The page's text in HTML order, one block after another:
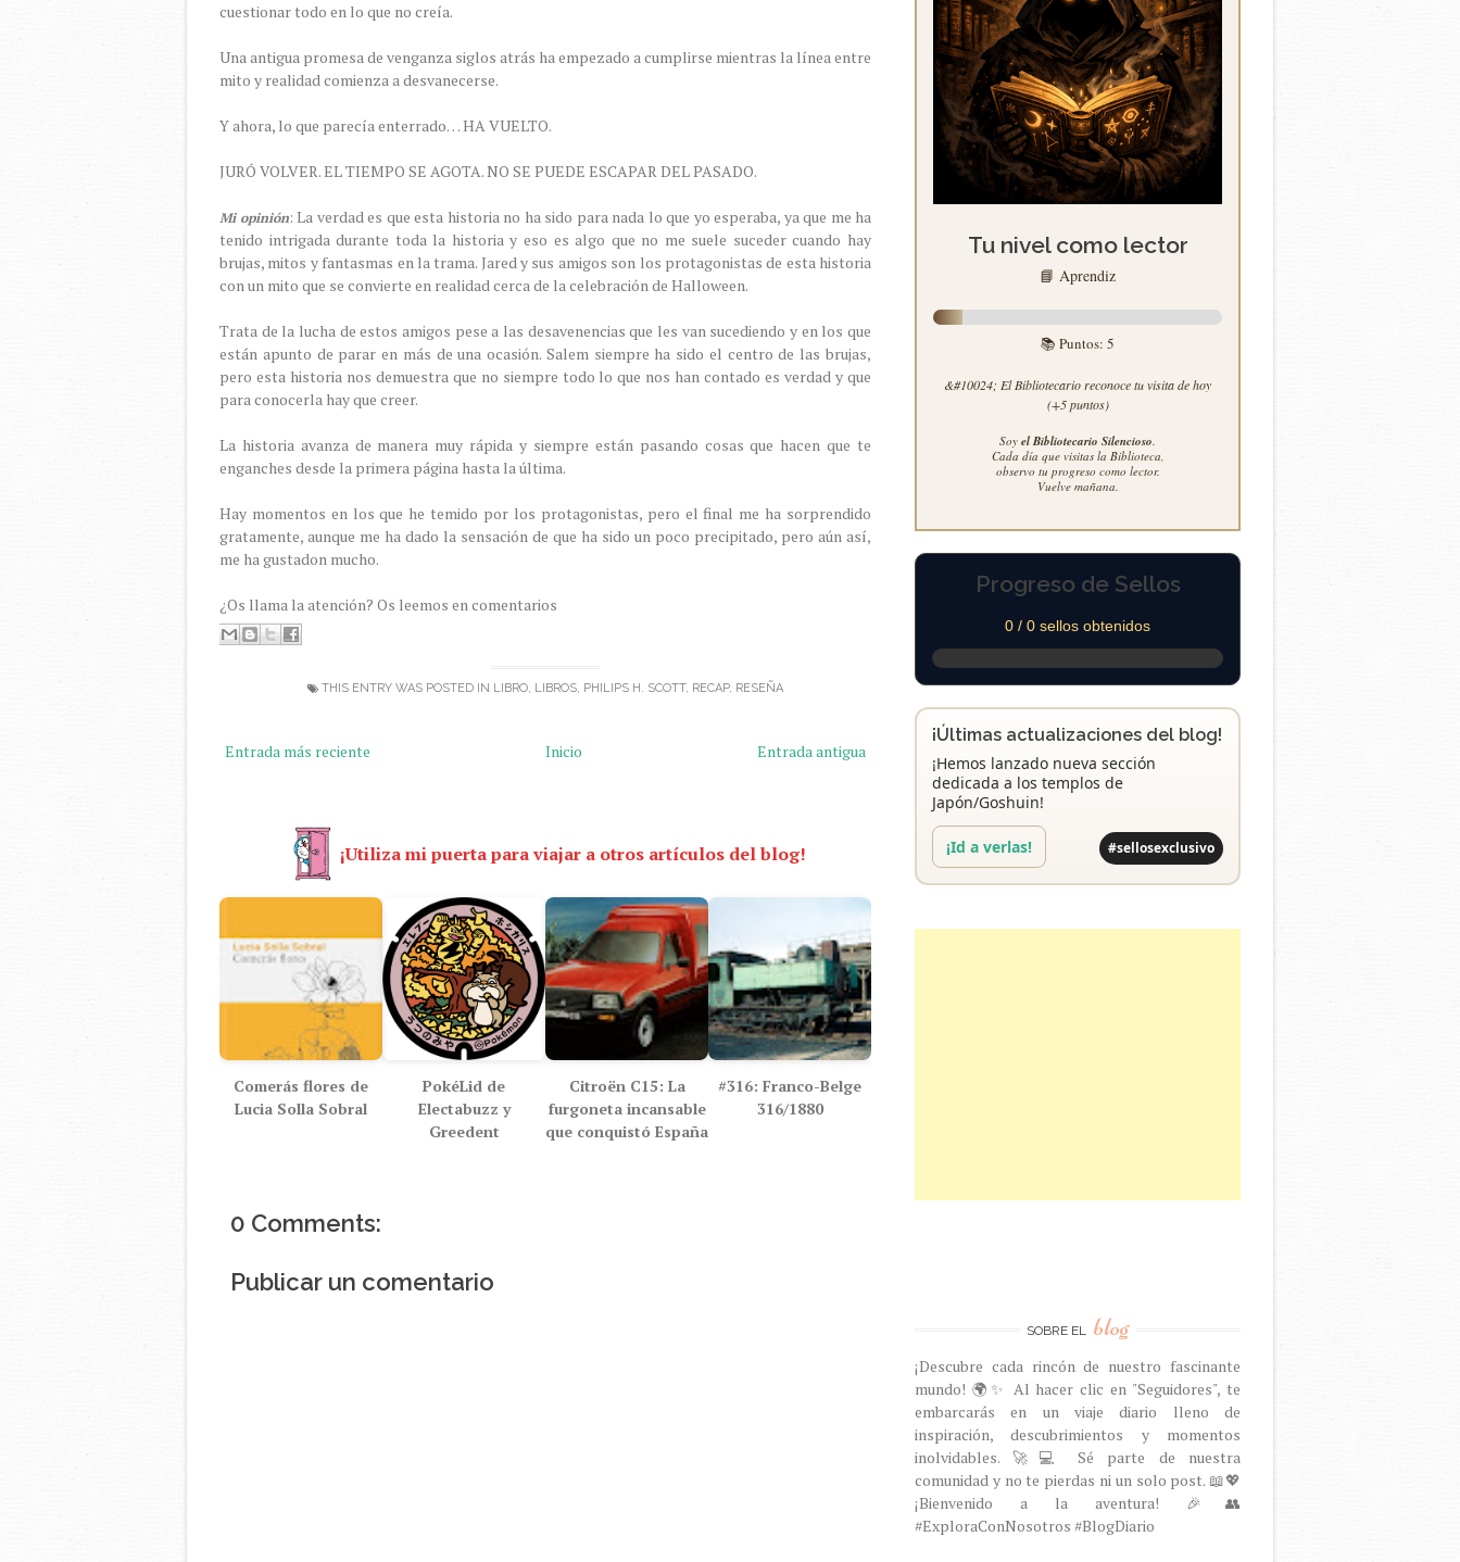
cuestionar todo en lo que no creía.
Una antigua promesa de venganza siglos atrás ha empezado a cumplirse mientras la línea entre
mito y realidad comienza a desvanecerse.
Y ahora, lo que parecía enterrado… HA VUELTO.
JURÓ VOLVER. EL TIEMPO SE AGOTA. NO SE PUEDE ESCAPAR DEL PASADO.
Mi opinión: La verdad es que esta historia no ha sido para nada lo que yo esperaba, ya que me ha
tenido intrigada durante toda la historia y eso es algo que no me suele suceder cuando hay
brujas, mitos y fantasmas en la trama. Jared y sus amigos son los protagonistas de esta historia
con un mito que se convierte en realidad cerca de la celebración de Halloween.
Trata de la lucha de estos amigos pese a las desavenencias que les van sucediendo y en los que
están apunto de parar en más de una ocasión. Salem siempre ha sido el centro de las brujas,
pero esta historia nos demuestra que no siempre todo lo que nos han contado es verdad y que
para conocerla hay que creer.
La historia avanza de manera muy rápida y siempre están pasando cosas que hacen que te
enganches desde la primera página hasta la última.
Hay momentos en los que he temido por los protagonistas, pero el final me ha sorprendido
gratamente, aunque me ha dado la sensación de que ha sido un poco precipitado, pero aún así,
me ha gustadon mucho.
¿Os llama la atención? Os leemos en comentarios
THIS ENTRY WAS POSTED IN LIBRO, LIBROS, PHILIPS H. SCOTT, RECAP, RESEÑA
Entrada más reciente Entrada antigua
Inicio
¡Utiliza mi puerta para viajar a otros artículos del blog!
Comerás flores de
Lucia Solla Sobral
PokéLid de
Electabuzz y
Greedent
Citroën C15: La
furgoneta incansable
que conquistó España
#316: Franco-Belge
316/1880
0 Comments:
Publicar un comentario
Tu nivel como lector
📘 Aprendiz
📚 Puntos: 5
&#10024; El Bibliotecario reconoce tu visita de hoy
(+5 puntos)
Soy el Bibliotecario Silencioso.
Cada día que visitas la Biblioteca,
observo tu progreso como lector.
Vuelve mañana.
Progreso de Sellos
0 / 0 sellos obtenidos
¡Últimas actualizaciones del blog!
¡Hemos lanzado nueva sección
dedicada a los templos de
Japón/Goshuin!
¡Id a verlas! #sellosexclusivo
SOBRE EL blog
¡Descubre cada rincón de nuestro fascinante
mundo! 🌍✨ Al hacer clic en "Seguidores", te
embarcarás en un viaje diario lleno de
inspiración, descubrimientos y momentos
inolvidables. 🚀💻 Sé parte de nuestra
comunidad y no te pierdas ni un solo post. 📖💖
¡Bienvenido a la aventura! 🎉👥
#ExploraConNosotros #BlogDiario